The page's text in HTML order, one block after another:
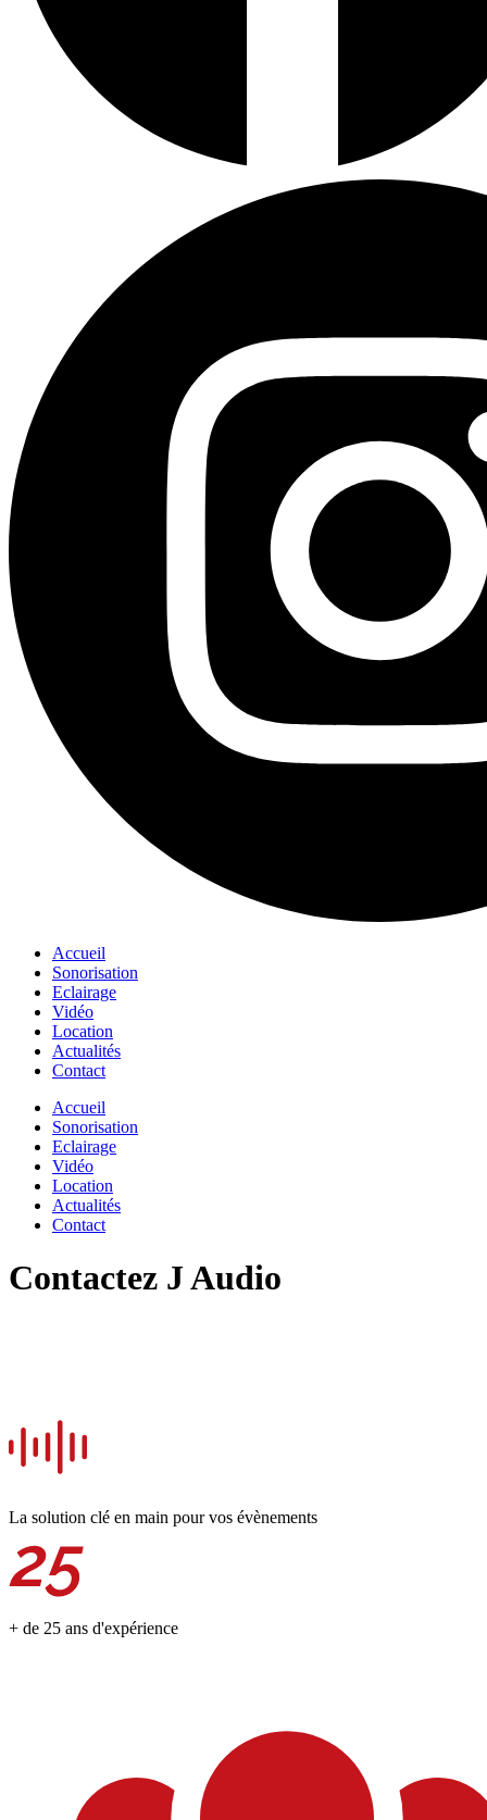
Accueil
Sonorisation
Eclairage
Vidéo
Location
Actualités
Contact
Accueil
Sonorisation
Eclairage
Vidéo
Location
Actualités
Contact
Contactez J Audio
La solution clé en main pour vos évènements
+ de 25 ans d'expérience